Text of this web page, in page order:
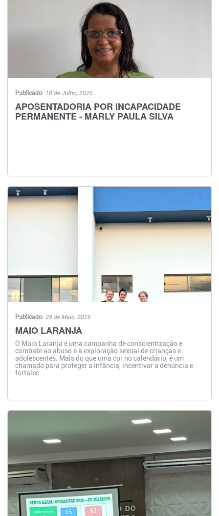
Publicado: 10 de Julho, 2026
APOSENTADORIA POR INCAPACIDADE
PERMANENTE - MARLY PAULA SILVA
Publicado: 29 de Maio, 2026
MAIO LARANJA
O Maio Laranja é uma campanha de conscientização e
combate ao abuso e à exploração sexual de crianças e
adolescentes. Mais do que uma cor no calendário, é um
chamado para proteger a infância, incentivar a denúncia e
fortalec